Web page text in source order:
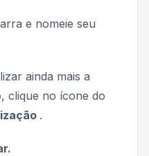
e nomeie seu
ainda mais a
clique no ícone do
.